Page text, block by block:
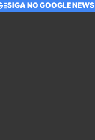
SIGA NO GOOGLE NEWS